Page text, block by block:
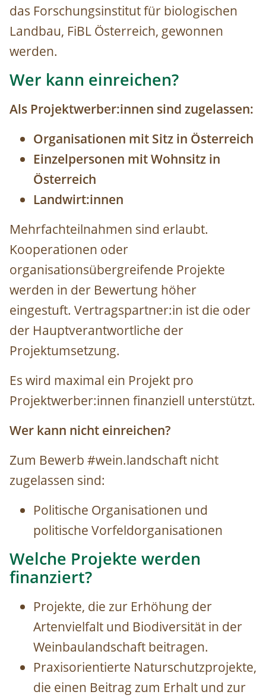
das Forschungsinstitut für biologischen
Landbau, FiBL Österreich, gewonnen
werden.
Wer kann einreichen?
Als Projektwerber:innen sind zugelassen:
Organisationen mit Sitz in Österreich
Einzelpersonen mit Wohnsitz in
Österreich
Landwirt:innen
Mehrfachteilnahmen sind erlaubt.
Kooperationen oder
organisationsübergreifende Projekte
werden in der Bewertung höher
eingestuft. Vertragspartner:in ist die oder
der Hauptverantwortliche der
Projektumsetzung.
Es wird maximal ein Projekt pro
Projektwerber:innen finanziell unterstützt.
Wer kann nicht einreichen?
Zum Bewerb #wein.landschaft nicht
zugelassen sind:
Politische Organisationen und
politische Vorfeldorganisationen
Welche Projekte werden
finanziert?
Projekte, die zur Erhöhung der
Artenvielfalt und Biodiversität in der
Weinbaulandschaft beitragen.
Praxisorientierte Naturschutzprojekte,
die einen Beitrag zum Erhalt und zur